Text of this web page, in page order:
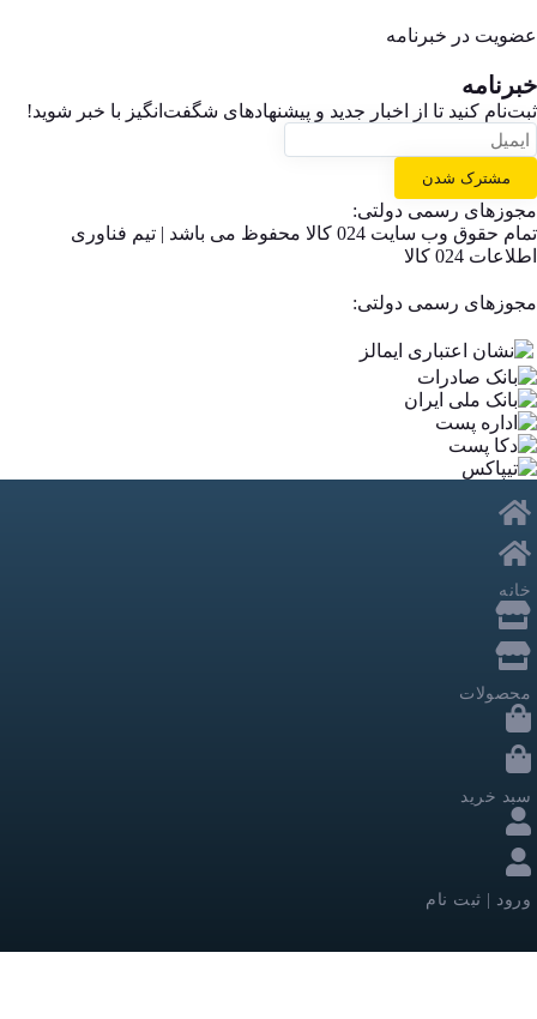
عضویت در خبرنامه
خبر‌نامه
ثبت‌نام کنید تا از اخبار جدید و پیشنهاد‌های شگفت‌انگیز با خبر شوید!
مشترک شدن
مجوزهای رسمی دولتی:
تمام حقوق وب سایت 024 کالا محفوظ می باشد | تیم فناوری
اطلاعات 024 کالا
مجوزهای رسمی دولتی:
خانه
محصولات
سبد خرید
ورود | ثبت نام